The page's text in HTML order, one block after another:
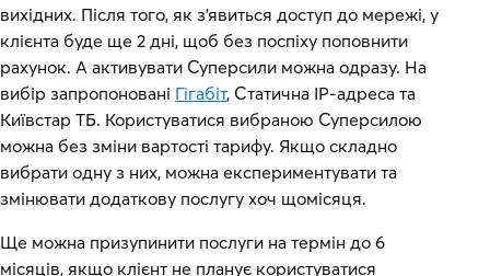
вихідних. Після того, як з’явиться доступ до мережі, у
клієнта буде ще 2 дні, щоб без поспіху поповнити
рахунок. А активувати Суперсили можна одразу. На
вибір запропоновані Гігабіт, Статична IP-адреса та
Київстар ТБ. Користуватися вибраною Суперсилою
можна без зміни вартості тарифу. Якщо складно
вибрати одну з них, можна експериментувати та
змінювати додаткову послугу хоч щомісяця.
Ще можна призупинити послуги на термін до 6
місяців, якщо клієнт не планує користуватися